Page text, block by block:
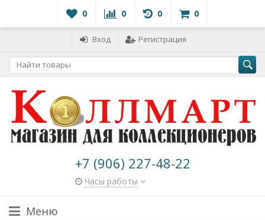
0 0 0 0
Вход Регистрация
+7 (906) 227-48-22
Часы работы
Меню